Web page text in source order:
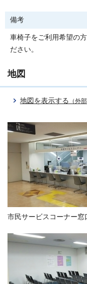
備考
車椅子をご利用希望の
ださい。
地図
地図を表示する （外
市民サービスコーナー窓